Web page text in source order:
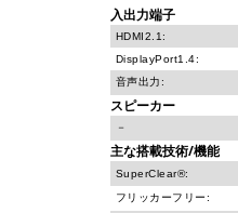
入出力端子
HDMI2.1:
DisplayPort1.4:
音声出力:
スピーカー
－
主な搭載技術/機能
SuperClear®:
フリッカーフリー: